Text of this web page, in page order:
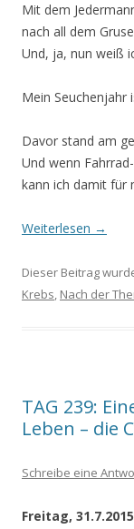
Mit dem
nach all dem
Und, ja, nun weiß
Mein
Davor stand am
Und wenn
kann ich damit für
Weiterlesen →
Dieser Beitrag
Krebs, Nach der
TAG 239:
Leben – die
Schreibe eine
Freitag, 31.7.2015